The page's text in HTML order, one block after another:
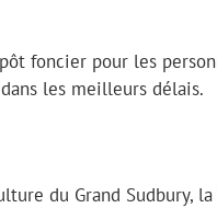
foncier pour les
les meilleurs délais.
du Grand Sudbury,